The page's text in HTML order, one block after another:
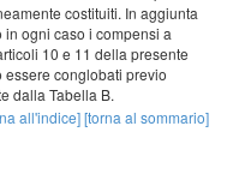
costituiti. In aggiunta
ogni caso i compensi a
10 e 11 della presente
essere conglobati previo
dalla Tabella B.
all'indice][torna al sommario]